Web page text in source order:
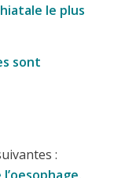
le plus
sont
: